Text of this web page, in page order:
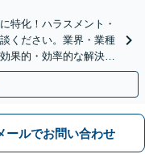
特化！ハラスメント・
ください。業界・業種
果的・効率的な解決を
間相談可】
ールでお問い合わせ